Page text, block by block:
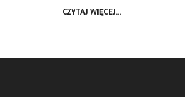
CZYTAJ WIĘCEJ...